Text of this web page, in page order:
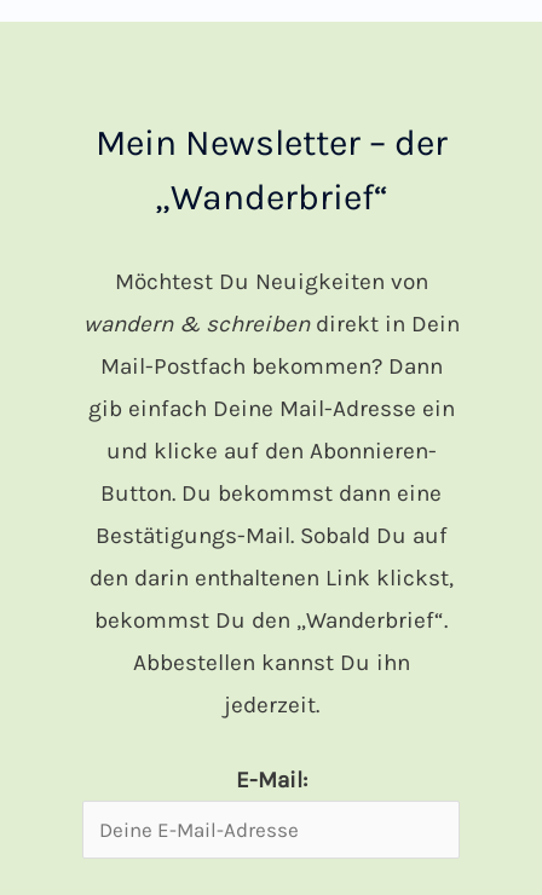
Mein Newsletter – der
„Wanderbrief“
Möchtest Du Neuigkeiten von
wandern & schreibendirekt in Dein
Mail-Postfach bekommen? Dann
gib einfach Deine Mail-Adresse ein
und klicke auf den Abonnieren-
Button. Du bekommst dann eine
Bestätigungs-Mail. Sobald Du auf
den darin enthaltenen Link klickst,
bekommst Du den „Wanderbrief“.
Abbestellen kannst Du ihn
jederzeit.
E-Mail: